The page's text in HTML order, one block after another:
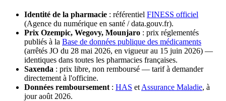
Identité de la pharmacie : référentiel FINESS officiel
(Agence du numérique en santé / data.gouv.fr).
Prix Ozempic, Wegovy, Mounjaro : prix réglementés
publiés à la Base de données publique des médicaments
(arrêtés JO du 28 mai 2026, en vigueur au 15 juin 2026) —
identiques dans toutes les pharmacies françaises.
Saxenda : prix libre, non remboursé — tarif à demander
directement à l'officine.
Données remboursement : HAS et Assurance Maladie, à
jour août 2026.